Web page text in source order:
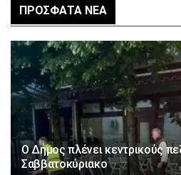
ΠΡΌΣΦΑΤΑ ΝΈΑ
Ο Δήμος πλένει κεντρικούς
Σαββατοκύριακο